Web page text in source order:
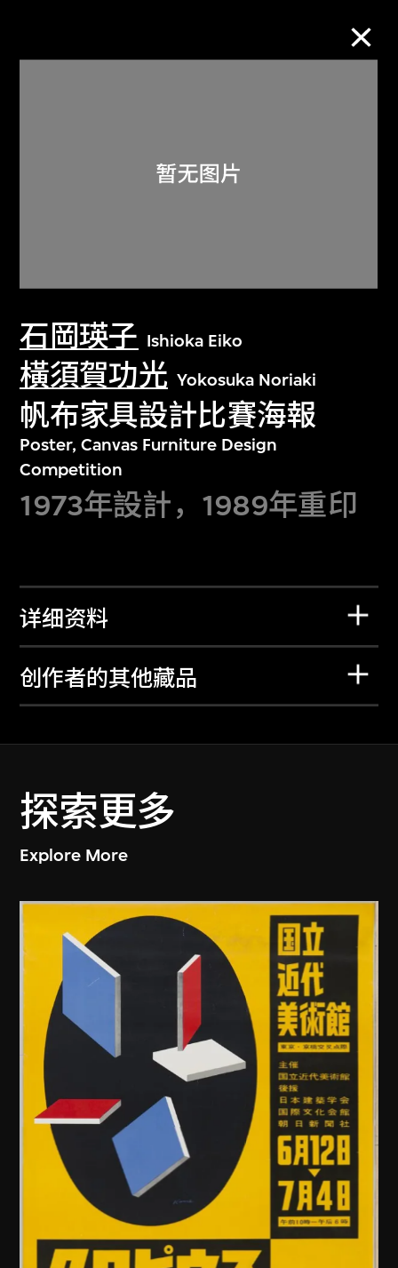
石岡瑛子 Ishioka Eiko
橫須賀功光 Yokosuka Noriaki
帆布家具設計比賽海報
Poster, Canvas Furniture Design
Competition
1973年設計，1989年重印
详细资料
创作者的其他藏品
探索更多
Explore More
关于M+藏品
探索世界顶级的二十及二十一世纪视觉
文化藏品。